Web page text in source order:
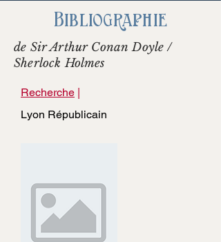
Bibliographie
de Sir Arthur Conan Doyle /
Sherlock Holmes
Recherche |
Lyon Républicain